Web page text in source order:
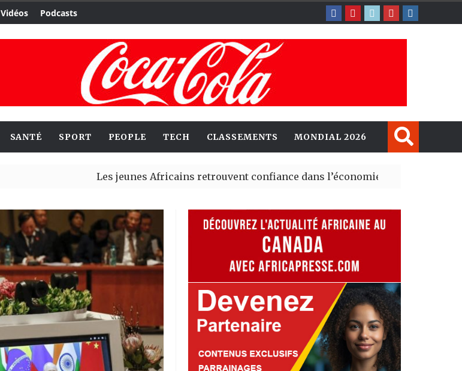
Vidéos Podcasts
SANTÉ SPORT PEOPLE TECH CLASSEMENTS MONDIAL 2026
Les jeunes Africains retrouvent confiance dans l’économie, mais trois grands